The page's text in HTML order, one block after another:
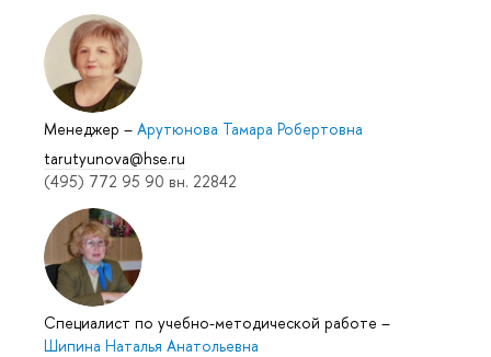
Менеджер – Арутюнова Тамара Робертовна
tarutyunova@hse.ru
(495) 772 95 90 вн. 22842
Специалист по учебно-методической работе –
Шипина Наталья Анатольевна